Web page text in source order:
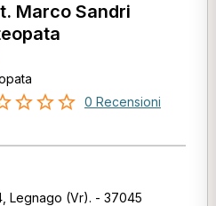
Marco Sandri
0 Recensioni
Legnago (Vr). - 37045